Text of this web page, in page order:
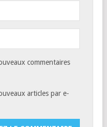
commentaires
articles par e-